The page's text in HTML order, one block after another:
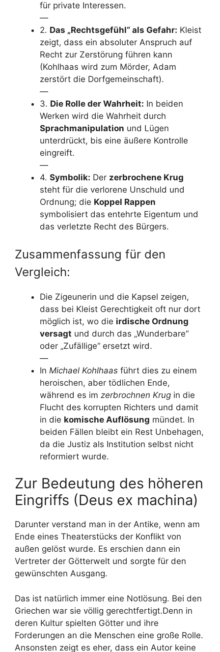
für private Interessen.
—
2. Das „Rechtsgefühl“ als Gefahr: Kleist
zeigt, dass ein absoluter Anspruch auf
Recht zur Zerstörung führen kann
(Kohlhaas wird zum Mörder, Adam
zerstört die Dorfgemeinschaft).
—
3. Die Rolle der Wahrheit: In beiden
Werken wird die Wahrheit durch
Sprachmanipulation und Lügen
unterdrückt, bis eine äußere Kontrolle
eingreift.
—
4. Symbolik: Der zerbrochene Krug
steht für die verlorene Unschuld und
Ordnung; die Koppel Rappen
symbolisiert das entehrte Eigentum und
das verletzte Recht des Bürgers.
Zusammenfassung für den
Vergleich:
Die Zigeunerin und die Kapsel zeigen,
dass bei Kleist Gerechtigkeit oft nur dort
möglich ist, wo die irdische Ordnung
versagt und durch das „Wunderbare“
oder „Zufällige“ ersetzt wird.
—
In Michael Kohlhaas führt dies zu einem
heroischen, aber tödlichen Ende,
während es im zerbrochnen Krug in die
Flucht des korrupten Richters und damit
in die komische Auflösung mündet. In
beiden Fällen bleibt ein Rest Unbehagen,
da die Justiz als Institution selbst nicht
reformiert wurde.
Zur Bedeutung des höheren
Eingriffs (Deus ex machina)
Darunter verstand man in der Antike, wenn am
Ende eines Theaterstücks der Konflikt von
außen gelöst wurde. Es erschien dann ein
Vertreter der Götterwelt und sorgte für den
gewünschten Ausgang.
Das ist natürlich immer eine Notlösung. Bei den
Griechen war sie völlig gerechtfertigt.Denn in
deren Kultur spielten Götter und ihre
Forderungen an die Menschen eine große Rolle.
Ansonsten zeigt es eher, dass ein Autor keine